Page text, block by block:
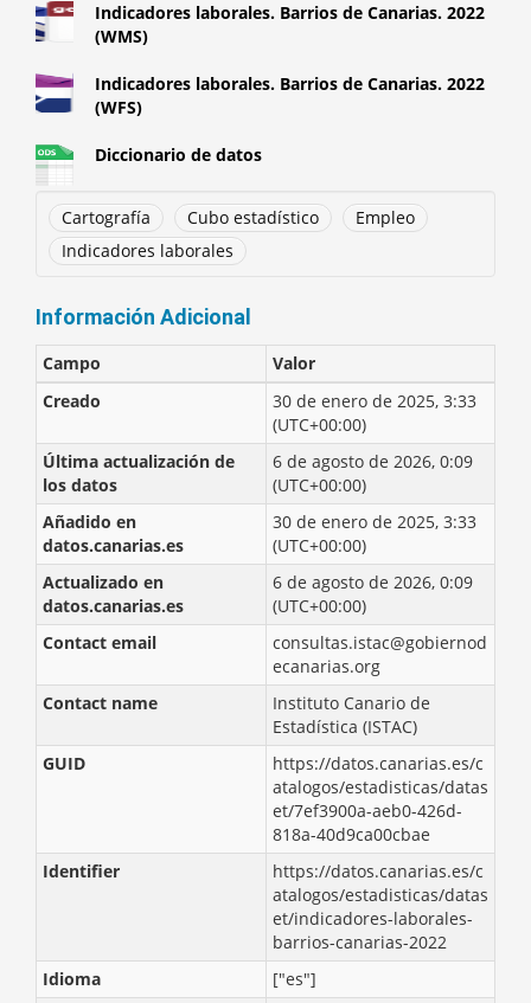
Indicadores laborales. Barrios de Canarias. 2022
(WMS)
Indicadores laborales. Barrios de Canarias. 2022
(WFS)
Diccionario de datos
Cartografía Cubo estadístico
Empleo
Indicadores laborales
Información Adicional
Campo
Valor
Creado
30 de enero de 2025, 3:33
(UTC+00:00)
Última actualización de
los datos
6 de agosto de 2026, 0:09
(UTC+00:00)
Añadido en
datos.canarias.es
30 de enero de 2025, 3:33
(UTC+00:00)
Actualizado en
datos.canarias.es
6 de agosto de 2026, 0:09
(UTC+00:00)
Contact email
consultas.istac@gobiernod
ecanarias.org
Contact name
Instituto Canario de
Estadística (ISTAC)
GUID
https://datos.canarias.es/c
atalogos/estadisticas/datas
et/7ef3900a-aeb0-426d-
818a-40d9ca00cbae
Identifier
https://datos.canarias.es/c
atalogos/estadisticas/datas
et/indicadores-laborales-
barrios-canarias-2022
Idioma
["es"]